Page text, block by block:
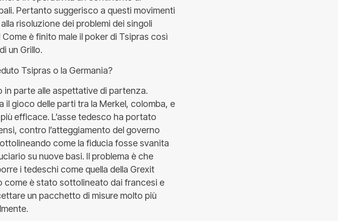
Pertanto suggerisco a questi movimenti
risoluzione dei problemi dei singoli
è finito male il poker di Tsipras così
un Grillo.
Tsipras o la Germania?
parte alle aspettative di partenza.
gioco delle parti tra la Merkel, colomba, e
efficace. L’asse tedesco ha portato
contro l’atteggiamento del governo
come la fiducia fosse svanita
su nuove basi. Il problema è che
i tedeschi come quella della Grexit
come è stato sottolineato dai francesi e
un pacchetto di misure molto più